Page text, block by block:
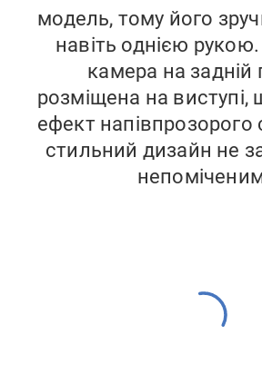
модель, тому його
навіть однією
камера на задній
розміщена на
ефект напівпрозорого
стильний дизайн не